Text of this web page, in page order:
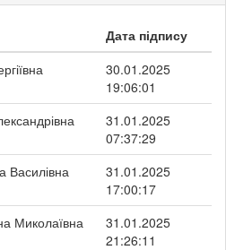
Дата підпису
30.01.2025
19:06:01
31.01.2025
07:37:29
Василівна
31.01.2025
17:00:17
Миколаївна
31.01.2025
21:26:11